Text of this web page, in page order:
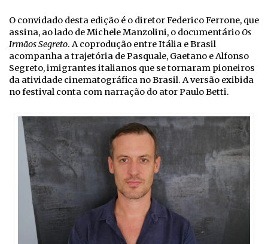
O convidado desta edição é o diretor Federico Ferrone, que
assina, ao lado de Michele Manzolini, o documentárioOs
Irmãos Segreto. A coprodução entre Itália e Brasil
acompanha a trajetória de Pasquale, Gaetano e Alfonso
Segreto, imigrantes italianos que se tornaram pioneiros
da atividade cinematográfica no Brasil. A versão exibida
no festival conta com narração do ator Paulo Betti.